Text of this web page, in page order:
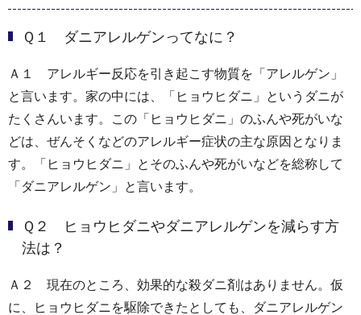
Ｑ１ ダニアレルゲンってなに？
Ａ１ アレルギー反応を引き起こす物質を「アレルゲン」
と言います。家の中には、「ヒョウヒダニ」というダニが
たくさんいます。この「ヒョウヒダニ」のふんや死がいな
どは、ぜんそくなどのアレルギー症状の主な原因となりま
す。「ヒョウヒダニ」とそのふんや死がいなどを総称して
「ダニアレルゲン」と言います。
Ｑ２ ヒョウヒダニやダニアレルゲンを減らす方
法は？
Ａ２ 現在のところ、効果的な殺ダニ剤はありません。仮
に、ヒョウヒダニを駆除できたとしても、ダニアレルゲン